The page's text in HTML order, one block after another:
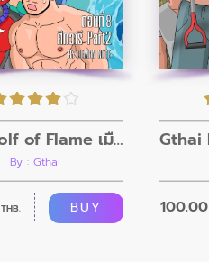
The Wolf of Flame เมื่อผมรวมร่างกับหมาป่าอัคคี ตอนที่8
By : Gthai
THB. BUY 100.00